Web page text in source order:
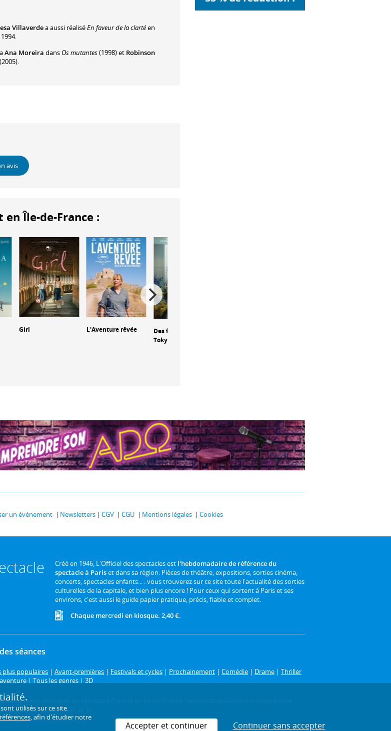
Villaverdea aussi réaliséEn faveur de la clartéen
Ana Moreira dans Os mutantes(1998) et Robinson
avis
Île-de-France :
Girl L'Aventure rêvée
Des fleurs pour
Tokyo
un événement Newsletters CGV CGU Mentions légales Cookies
Créé en 1946, L'Officiel des spectacles est l'hebdomadaire de référence du
spectacle à Pariset dans sa région. Pièces de théâtre, expositions, sorties cinéma,
concerts, spectacles enfants... : vous trouverez sur ce site toute l'actualité des sorties
culturelles de la capitale, et bien plus encore ! Pour ceux qui sortent à Paris et ses
environs, c'est aussi le guide papier pratique, précis, fiable et complet.
Chaque mercredi en kiosque. 2,40 €.
séances
plus populaires | Avant-premières | Festivals et cycles | Prochainement | Comédie | Drame | Thriller
| Tous les genres | 3D
horaires de toutes les séances à Paris et en Île-de-France. Retrouvez également le programme
: 92, 93, 94, 77, 78, 91 et 95.
utilisés sur ce site.
, afin d'étudier notre
Accepter et continuer Continuer sans accepter